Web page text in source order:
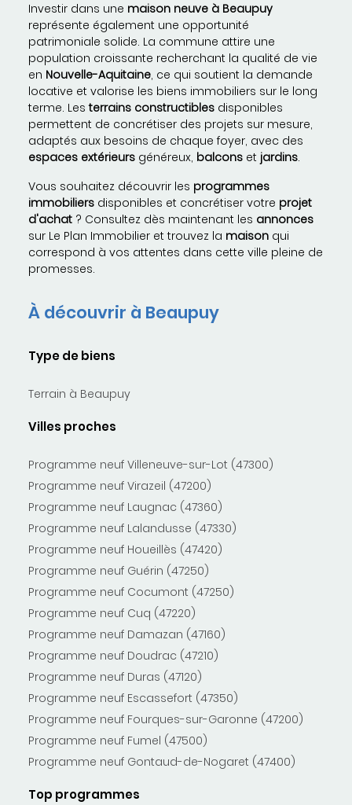
Investir dans une maison neuve à Beaupuy
représente également une opportunité
patrimoniale solide. La commune attire une
population croissante recherchant la qualité de vie
en Nouvelle-Aquitaine, ce qui soutient la demande
locative et valorise les biens immobiliers sur le long
terme. Lesterrains constructibles disponibles
permettent de concrétiser des projets sur mesure,
adaptés aux besoins de chaque foyer, avec des
espaces extérieurs généreux, balcons et jardins.
Vous souhaitez découvrir les programmes
immobiliers disponibles et concrétiser votre projet
d'achat ? Consultez dès maintenant les annonces
sur Le Plan Immobilier et trouvez la maison qui
correspond à vos attentes dans cette ville pleine de
promesses.
À découvrir à Beaupuy
Type de biens
Terrain à Beaupuy
Villes proches
Programme neuf Villeneuve-sur-Lot (47300)
Programme neuf Virazeil (47200)
Programme neuf Laugnac (47360)
Programme neuf Lalandusse (47330)
Programme neuf Houeillès (47420)
Programme neuf Guérin (47250)
Programme neuf Cocumont (47250)
Programme neuf Cuq (47220)
Programme neuf Damazan (47160)
Programme neuf Doudrac (47210)
Programme neuf Duras (47120)
Programme neuf Escassefort (47350)
Programme neuf Fourques-sur-Garonne (47200)
Programme neuf Fumel (47500)
Programme neuf Gontaud-de-Nogaret (47400)
Top programmes